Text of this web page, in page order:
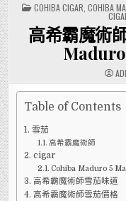
POSTED
IN
COHIBA CIGAR COHIBA
高希霸魔術
Table of Contents
雪茄
高希霸魔術師
cigar
Cohiba Maduro 5
高希霸魔術師雪茄味道
高希霸魔術師雪茄價格